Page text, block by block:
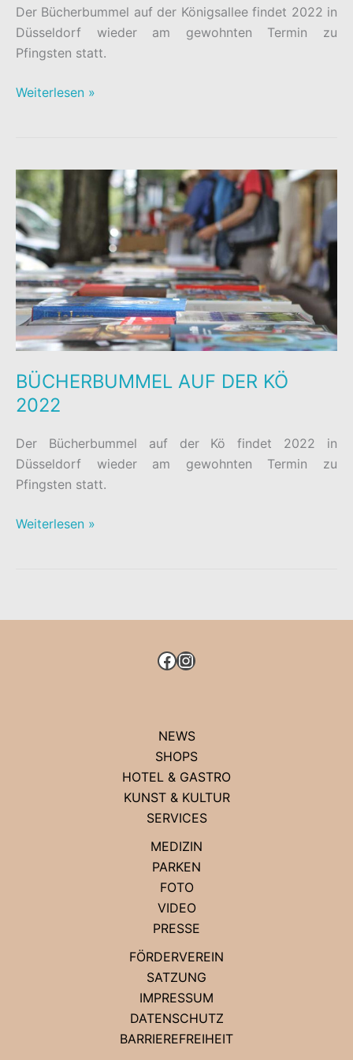
Der Bücherbummel auf der Königsallee findet 2022 in
Düsseldorf wieder am gewohnten Termin zu
Pfingsten statt.
BÜCHERBUMMEL
2023
Weiterlesen »
BÜCHERBUMMEL AUF DER KÖ
2022
Der Bücherbummel auf der Kö findet 2022 in
Düsseldorf wieder am gewohnten Termin zu
Pfingsten statt.
BÜCHERBUMMEL
Weiterlesen »
FACEBOOK
INSTAGRAM
NEWS
SHOPS
HOTEL & GASTRO
KUNST & KULTUR
SERVICES
MEDIZIN
PARKEN
FOTO
VIDEO
PRESSE
FÖRDERVEREIN
SATZUNG
IMPRESSUM
DATENSCHUTZ
BARRIEREFREIHEIT